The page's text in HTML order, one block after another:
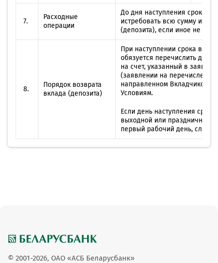
7.
Расходные
операции
До дня наступления срока
истребовать всю сумму или
(депозита), если иное не
8.
Порядок возврата
вклада (депозита)
При наступлении срока
обязуется перечислить
на счет, указанный в
(заявлении на
направленном Вкладчиком в
Условиям.
Если день наступления
выходной или праздничный
первый рабочий день,
© 2001-2026, ОАО «АСБ Беларусбанк»